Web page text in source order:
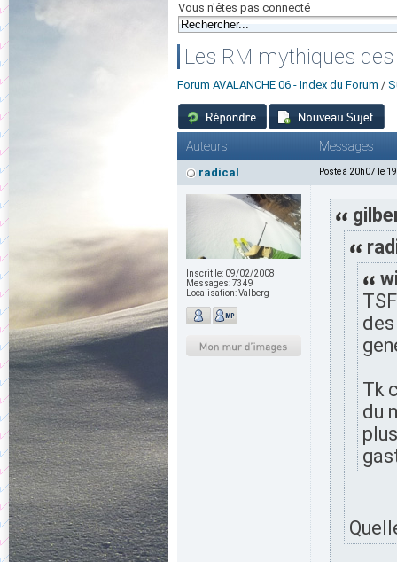
Vous n'êtes pas connecté
Les RM mythiques
Forum AVALANCHE 06 - Index du Forum /
Auteurs Messages
radical Posté à 20h07 le
Inscrit le: 09/02/2008
Messages:7349
Localisation:Valberg
Tk
du